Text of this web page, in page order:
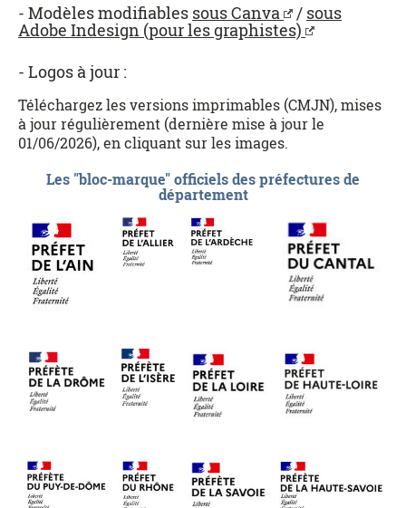
- Modèles modifiables sous Canva / sous
Adobe Indesign (pour les graphistes)
- Logos à jour :
Téléchargez les versions imprimables (CMJN), mises
à jour régulièrement (dernière mise à jour le
01/06/2026), en cliquant sur les images.
Les "bloc-marque" officiels des préfectures de
département